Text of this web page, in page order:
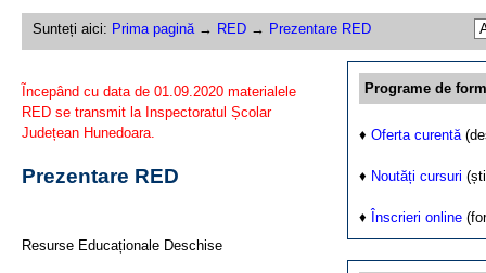
Sunteți aici: Prima pagină→ RED → Prezentare RED
Programe de
♦ Oferta curentă
♦ Noutăți cursuri
♦ Înscrieri online
Ĩncepând cu data de 01.09.2020 materialele
RED se transmit la Inspectoratul Școlar
Județean Hunedoara.
Prezentare RED
Resurse Educaționale Deschise